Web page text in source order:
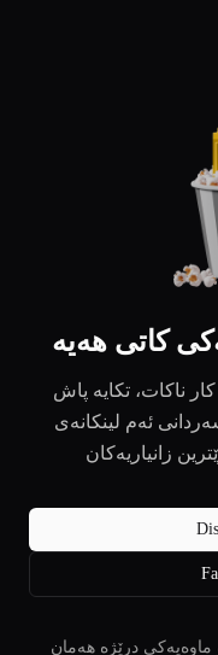
کاتی هەیە
ناکات، تکایە پاش
ئەم لینکانەی
زانیاریەکان
ماوەیەکی درێژە هەمان